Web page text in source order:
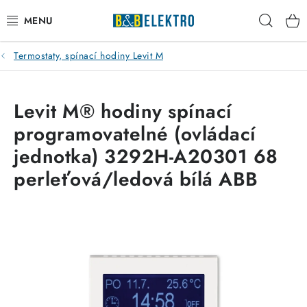
na
obsah
Reklamace / Vrácení zboží
Kontakty
VYTÁPĚNÍ
Termostaty, spínací hodiny Levit M
Levit M® hodiny spínací
programovatelné (ovládací
jednotka) 3292H-A20301 68
perleťová/ledová bílá ABB